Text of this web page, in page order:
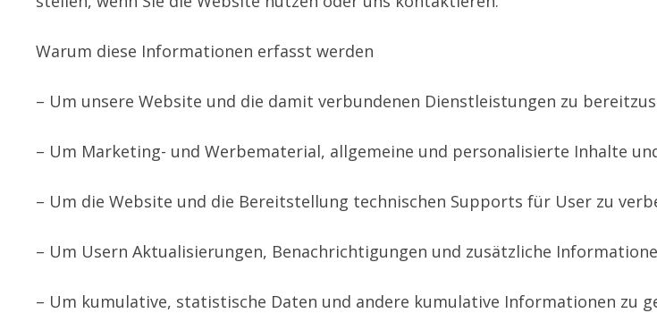
Warum diese Informationen erfasst werden
– Um unsere Website und die damit verbundenen Dienstleistungen zu
– Um Marketing- und Werbematerial, allgemeine und personalisierte Inhalte
– Um die Website und die Bereitstellung technischen Supports für User zu
– Um Usern Aktualisierungen, Benachrichtigungen und zusätzliche
– Um kumulative, statistische Daten und andere kumulative Informationen zu